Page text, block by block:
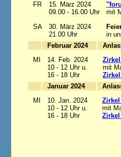
FR
15. März 2024
09.00 - 16.00 Uhr
mit
SA
30. März 2024
21.00 Uhr
in
Februar 2024
MI
14. Feb. 2024
10 - 12 Uhr u.
16 - 18 Uhr
mit
Januar 2024
MI
10. Jan. 2024
10 - 12 Uhr u.
16 - 18 Uhr
mit